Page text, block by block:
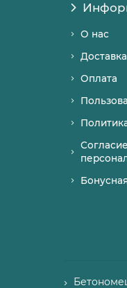
О нас
Доставка
Оплата